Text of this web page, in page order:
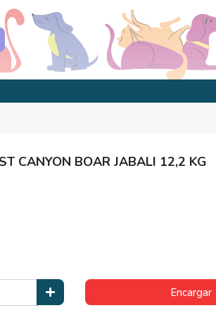
CANYON BOAR JABALI 12,2 KG
Encargar